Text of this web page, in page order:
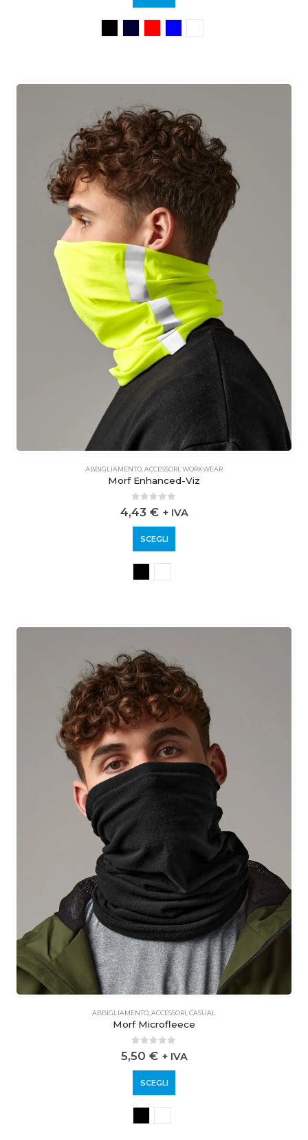
ABBIGLIAMENTO ACCESSORI WORKWEAR
Morf Enhanced-Viz
0 out of 5
4,43 € + IVA
SCEGLI
ABBIGLIAMENTO ACCESSORI CASUAL
Morf Microfleece
0 out of 5
5,50 € + IVA
SCEGLI